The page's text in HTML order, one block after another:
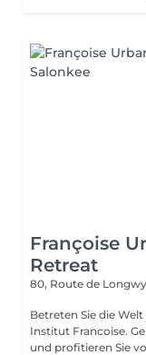
Françoise
Retreat
80, Route de
Betreten Sie die
Institut Francoise.
und profitieren Sie